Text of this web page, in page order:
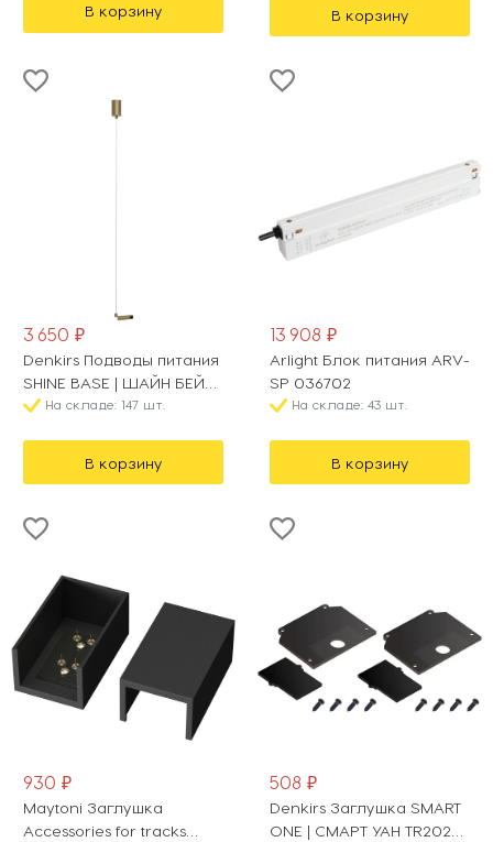
В корзину В корзину
3 650 ₽
Denkirs Подводы питания
SHINE BASE | ШАЙН БЕЙС
TR5717-SB
На складе: 147 шт.
В корзину
13 908 ₽
Arlight Блок питания ARV-
SP 036702
На складе: 43 шт.
В корзину
930 ₽
Maytoni Заглушка
Accessories for tracks
508 ₽
Denkirs Заглушка SMART
ONE | СМАРТ УАН TR2025-